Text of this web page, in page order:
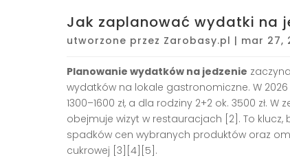
Jak zaplanować wydatki na
utworzone przez Zarobasy.pl | mar 27,
Planowanie wydatków na jedzenie
wydatków na lokale gastronomiczne. W
1300–1600 zł, a dla rodziny 2+2 ok. 3500 zł.
obejmuje wizyt w restauracjach [2]. To
spadków cen wybranych produktów oraz
cukrowej [3][4][5].